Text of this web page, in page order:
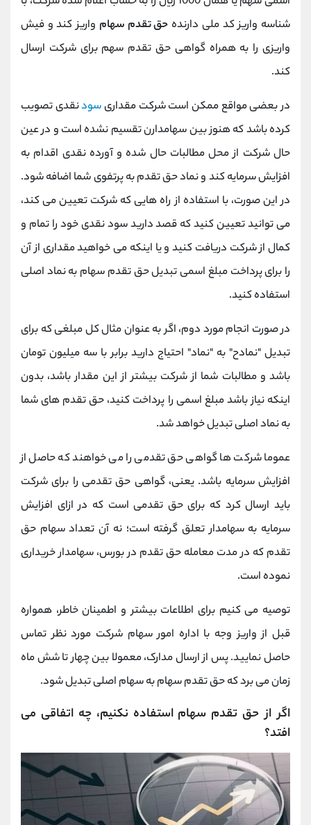
شناسه واریز کد ملی دارنده حق تقدم سهام واریز کند و فیش
واریزی را به همراه گواهی حق تقدم سهم برای شرکت ارسال
کند.
در بعضی مواقع ممکن است شرکت مقداریسودنقدی تصویب
کرده باشد که هنوز بین سهامدارن تقسیم نشده است و در عین
حال شرکت از محل مطالبات حال شده و آورده نقدی اقدام به
افزایش سرمایه کند و نماد حق تقدم به پرتفوی شما اضافه شود.
در این صورت، با استفاده از راه هایی که شرکت تعیین می کند،
می توانید تعیین کنید که قصد دارید سود نقدی خود را تمام و
کمال از شرکت دریافت کنید و یا اینکه می خواهید مقداری از آن
را برای پرداخت مبلغ اسمی تبدیل حق تقدم سهام به نماد اصلی
استفاده کنید.
در صورت انجام مورد دوم، اگر به عنوان مثال کل مبلغی که برای
تبدیل "نمادح" به "نماد" احتیاج دارید برابر با سه میلیون تومان
باشد و مطالبات شما از شرکت بیشتر از این مقدار باشد، بدون
اینکه نیاز باشد مبلغ اسمی را پرداخت کنید، حق تقدم های شما
به نماد اصلی تبدیل خواهد شد.
عموما شرکت ها گواهی حق تقدمی را می خواهند که حاصل از
افزایش سرمایه باشد. یعنی، گواهی حق تقدمی را برای شرکت
باید ارسال کرد که برای حق تقدمی است که در ازای افزایش
سرمایه به سهامدار تعلق گرفته است؛ نه آن تعداد سهام حق
تقدم که در مدت معامله حق تقدم در بورس، سهامدار خریداری
نموده است.
توصیه می کنیم برای اطلاعات بیشتر و اطمینان خاطر، همواره
قبل از واریز وجه با اداره امور سهام شرکت مورد نظر تماس
حاصل نمایید. پس از ارسال مدارک، معمولا بین چهار تا شش ماه
زمان می برد که حق تقدم سهام به سهام اصلی تبدیل شود.
اگر از حق تقدم سهام استفاده نکنیم، چه اتفاقی می
افتد؟